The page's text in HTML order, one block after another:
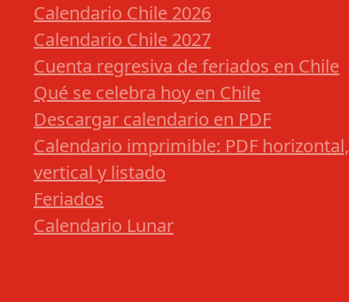
Calendario Chile 2026
Calendario Chile 2027
Cuenta regresiva de feriados en Chile
Qué se celebra hoy en Chile
Descargar calendario en PDF
Calendario imprimible: PDF horizontal,
vertical y listado
Feriados
Calendario Lunar